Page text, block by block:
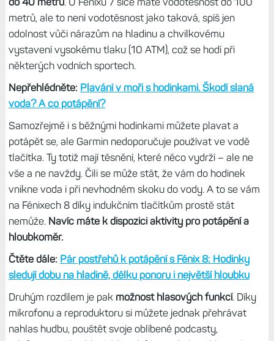
není tak, že byste jen cyklicky rolovali směrem nahoru
nebo dolů a viděli vše.
Čtetě dále:Navigace s Fénix 8: Odlišné chování, oddělené
obrazovky, komplikované ovládání a hlasové instrukce
Hlasové možnosti a potápění
Zásadní novinkou oproti řadě Fénix 7 je
potápění. Díky tomu tu máme indukční tlačítka, která jsou
dokonale vodotěsná a s hodinkami se můžete potápět až
do 40 metrů. U Fénixů 7 sice máte vodotěsnost do 100
metrů, ale to není vodotěsnost jako taková, spíš jen
odolnost vůči nárazům na hladinu a chvilkovému
vystavení vysokému tlaku (10 ATM), což se hodí při
některých vodních sportech.
voda? A co potápění?
Samozřejmě i s běžnými hodinkami můžete plavat a
potápět se, ale Garmin nedoporučuje používat ve vodě
tlačítka. Ty totiž mají těsnění, které něco vydrží – ale ne
vše a ne navždy. Čili se může stát, že vám do hodinek